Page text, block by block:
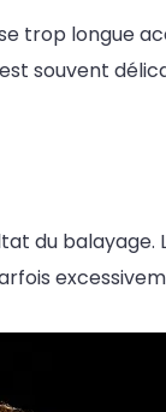
trop longue
souvent
du